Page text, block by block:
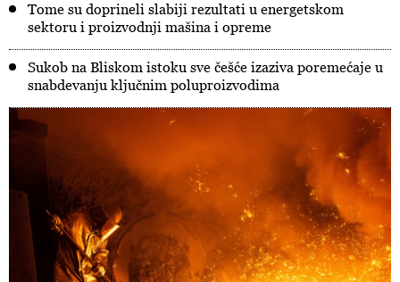
Tome su doprineli slabiji rezultati u energetskom
sektoru i proizvodnji mašina i opreme
Sukob na Bliskom istoku sve češće izaziva poremećaje u
snabdevanju ključnim poluproizvodima